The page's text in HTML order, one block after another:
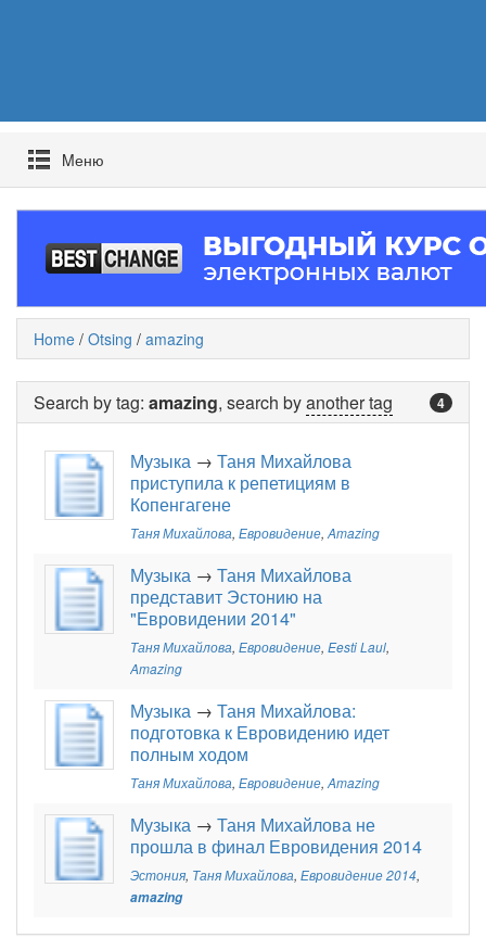
Mеню
Home / Otsing / amazing
4
Search by tag: amazing, search byanother tag
Музыка → Таня Михайлова
приступила к репетициям в
Копенгагене
Таня Михайлова, Евровидение,Amazing
Музыка → Таня Михайлова
представит Эстонию на
"Евровидении 2014"
Таня Михайлова, Евровидение, Eesti Laul,
Amazing
Музыка → Таня Михайлова:
подготовка к Евровидению идет
полным ходом
Таня Михайлова, Евровидение,Amazing
Музыка → Таня Михайлова не
прошла в финал Евровидения 2014
Эстония, Таня Михайлова, Евровидение 2014,
amazing